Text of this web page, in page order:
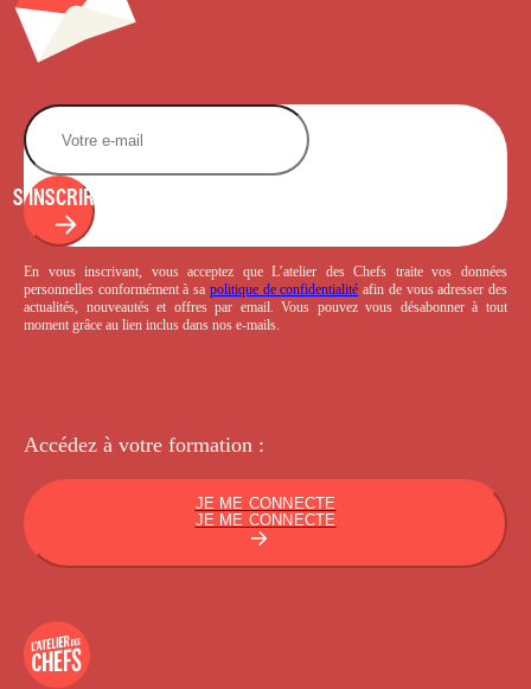
S'INSCRIRE
En vous inscrivant, vous acceptez que L’atelier des Chefs traite vos données
personnelles conformément à sa politique de confidentialité afin de vous adresser des
actualités, nouveautés et offres par email. Vous pouvez vous désabonner à tout
moment grâce au lien inclus dans nos e-mails.
Accédez à votre formation :
JE ME CONNECTE
JE ME CONNECTE